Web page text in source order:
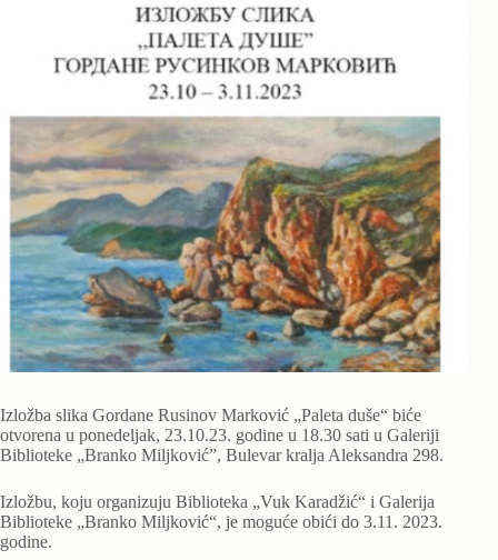
Izložba slika Gordane Rusinov Marković „Paleta duše“ biće
otvorena u ponedeljak, 23.10.23. godine u 18.30 sati u Galeriji
Biblioteke „Branko Miljković”, Bulevar kralja Aleksandra 298.
Izložbu, koju organizuju Biblioteka „Vuk Karadžić“ i Galerija
Biblioteke „Branko Miljković“, je moguće obići do 3.11. 2023.
godine.